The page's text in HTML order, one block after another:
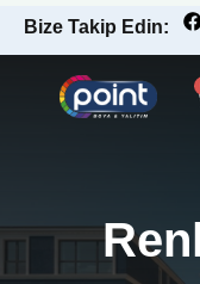
Bize Takip Edin: